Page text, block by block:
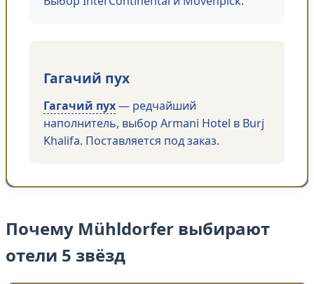
Гагачий пух
Гагачий пух— редчайший
наполнитель, выбор Armani Hotel в Burj
Khalifa. Поставляется под заказ.
Почему Mühldorfer выбирают
отели 5 звёзд